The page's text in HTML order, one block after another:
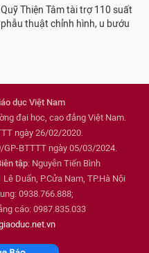
Quỹ Thiện Tâm tài trợ 110 suất
phẫu thuật chỉnh hình, u bướu
dục Việt Nam
đại học, cao đẳng Việt Nam.
ngày 26/02/2020.
BTTTT ngày 05/03/2024.
tập: Nguyễn Tiến Bình
Duẩn, P.Cửa Nam, TP.Hà Nội
0938.766.888;
cáo: 0987.835.033